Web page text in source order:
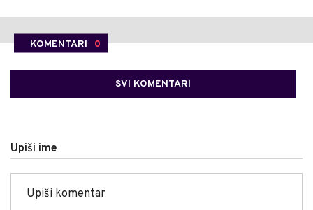
KOMENTARI 0
SVI KOMENTARI
Upiši ime